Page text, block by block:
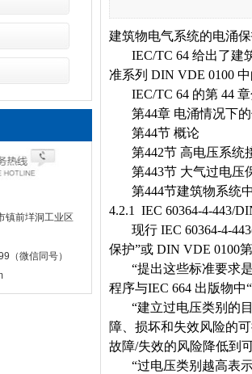
镇前垟洞工业区
（微信同号）
建筑物电气系统的电涌
IEC/TC 64 给出了建
准系列 DIN VDE 0100
IEC/TC 64 的第 44
第44章 电涌情况下
第44节 概论
第442节 高电压系统
第443节 大气过电压
第444节建筑物系统
4.2.1 IEC 60364-4-443/
现行 IEC 60364-4-
保护”或 DIN VDE 0100第
“提出这些标准要求
程序与IEC 664 出版物中“
“建立过电压类别的
障、损坏和失效风险的
故障/失效的风险降低到
“过电压类别越高表